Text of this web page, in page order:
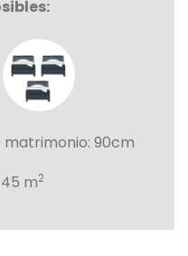
90cm
45 m2